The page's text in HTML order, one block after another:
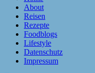
About
Reisen
Rezepte
Foodblogs
Lifestyle
Datenschutz
Impressum